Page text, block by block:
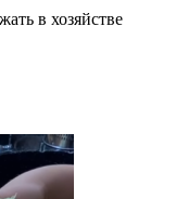
в хозяйстве